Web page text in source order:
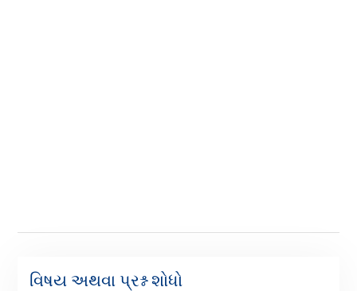
વિષય અથવા પ્રશ્ન શોધો